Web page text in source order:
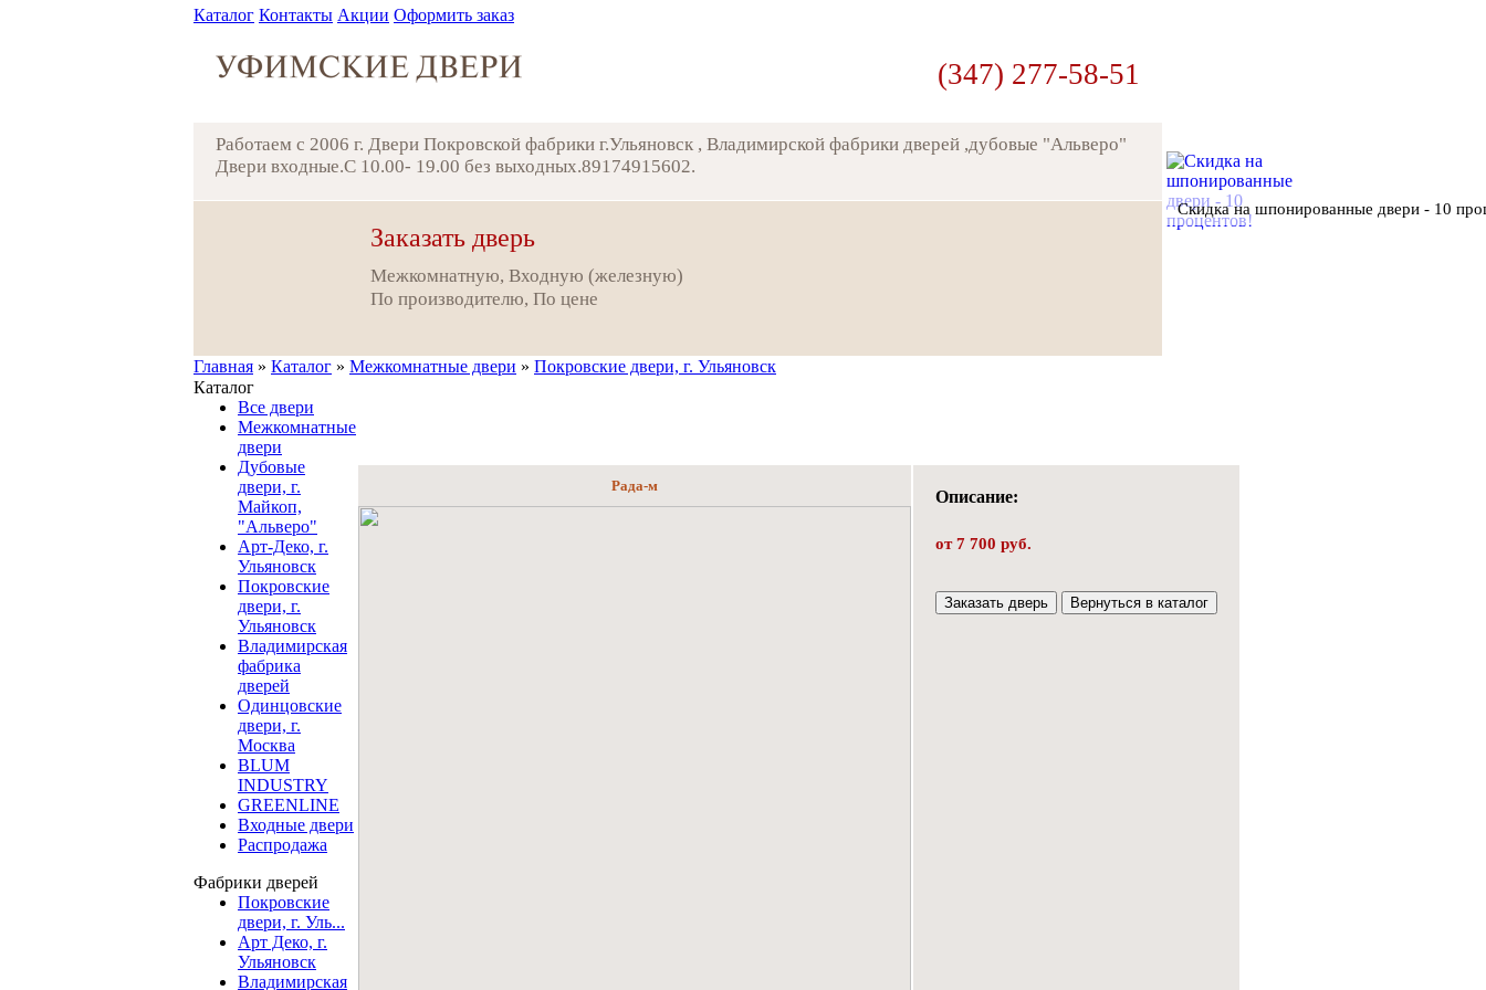
Каталог Контакты Акции Оформить заказ
(347) 277-58-51
Работаем с 2006 г. Двери Покровской фабрики г.Ульяновск , Владимирской фабрики дверей ,дубовые "Альверо"
Двери входные.С 10.00- 19.00 без выходных.89174915602.
Заказать дверь
Межкомнатную, Входную (железную)
По производителю, По цене
Скидка на шпонированные двери - 10
Главная » Каталог » Межкомнатные двери » Покровские двери, г. Ульяновск
Каталог
Все двери
Межкомнатные
двери
Дубовые
двери, г.
Майкоп,
"Альверо"
Арт-Деко, г.
Ульяновск
Покровские
двери, г.
Ульяновск
Владимирская
фабрика
дверей
Одинцовские
двери, г.
Москва
BLUM
INDUSTRY
GREENLINE
Входные двери
Распродажа
Фабрики дверей
Покровские
двери, г. Уль...
Арт Деко, г.
Ульяновск
Владимирская
Рада-м
Описание:
от 7 700 руб.
Заказать дверь Вернуться в каталог